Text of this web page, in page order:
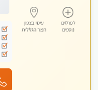
לפרטים
נוספים
עיסוי בצפון
חצור הגלילית